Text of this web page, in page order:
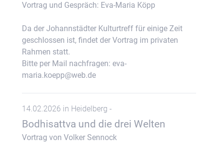
Vortrag und Gespräch: Eva-Maria Köpp
Da der Johannstädter Kulturtreff für einige Zeit
geschlossen ist, findet der Vortrag im privaten
Rahmen statt.
Bitte per Mail nachfragen: eva-
maria.koepp@web.de
14.02.2026 in Heidelberg -
Bodhisattva und die drei Welten
Vortrag von Volker Sennock